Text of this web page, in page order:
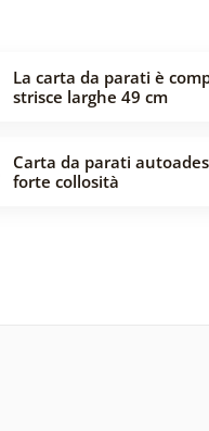
La carta da parati è
strisce larghe 49 cm
Carta da parati
forte collosità